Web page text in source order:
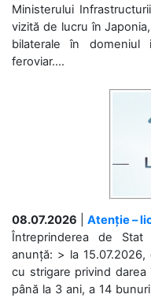
Ministerului
vizită de lucru în
bilaterale în domeniul
feroviar....
08.07.2026
Atenție –
Întreprinderea de Stat
anunță: > la
cu strigare privind
până la 3 ani, a 14